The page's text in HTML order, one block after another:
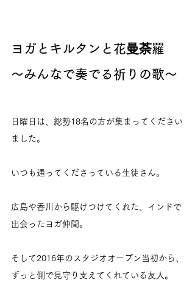
ヨガとキルタンと花曼荼羅
～みんなで奏でる祈りの歌～
日曜日は、総勢18名の方が集まってください
ました。
いつも通ってくださっている生徒さん。
広島や香川から駆けつけてくれた、インドで
出会ったヨガ仲間。
そして2016年のスタジオオープン当初から、
ずっと側で見守り支えてくれている友人。